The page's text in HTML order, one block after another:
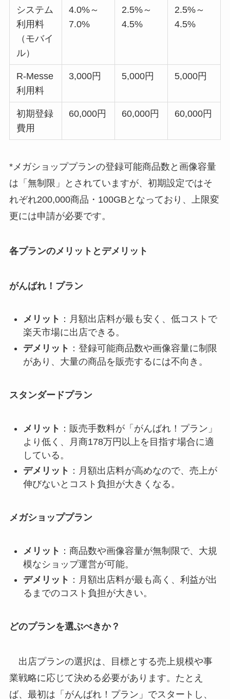
システム
利用料
（モバイ
ル）
4.0%～
7.0%
2.5%～
4.5%
2.5%～
4.5%
R-Messe
利用料
3,000円 5,000円 5,000円
初期登録
費用
60,000円 60,000円 60,000円
*メガショッププランの登録可能商品数と画像容量
は「無制限」とされていますが、初期設定ではそ
れぞれ200,000商品・100GBとなっており、上限変
更には申請が必要です。
各プランのメリットとデメリット
がんばれ！プラン
メリット ：月額出店料が最も安く、低コストで
楽天市場に出店できる。
デメリット ：登録可能商品数や画像容量に制限
があり、大量の商品を販売するには不向き。
スタンダードプラン
メリット ：販売手数料が「がんばれ！プラン」
より低く、月商178万円以上を目指す場合に適
している。
デメリット ：月額出店料が高めなので、売上が
伸びないとコスト負担が大きくなる。
メガショッププラン
メリット ：商品数や画像容量が無制限で、大規
模なショップ運営が可能。
デメリット ：月額出店料が最も高く、利益が出
るまでのコスト負担が大きい。
どのプランを選ぶべきか？
出店プランの選択は、目標とする売上規模や事
業戦略に応じて決める必要があります。たとえ
ば、最初は「がんばれ！プラン」でスタートし、